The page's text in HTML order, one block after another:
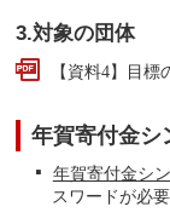
3.対象の団体
【資料4】目標
年賀寄付金シ
年賀寄付金シ
スワードが必要